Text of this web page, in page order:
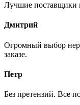
Лучшие поставщики
Дмитрий
Огромный выбор
заказе.
Петр
Без претензий. Все